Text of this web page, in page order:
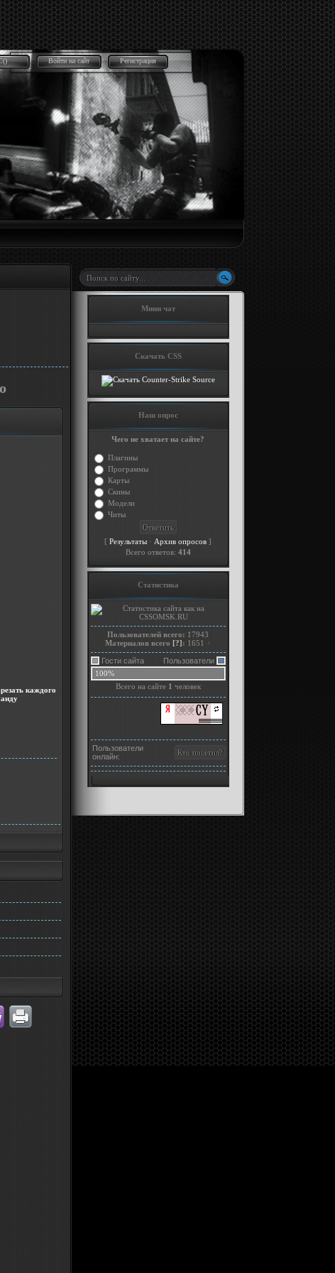
Войти на сайт Регистрация
каждого
Мини чат
Скачать CSS
Наш опрос
Чего не хватает на сайте?
Плагины
Программы
Карты
Скины
Модели
Читы
[ Результаты · Архив опросов ]
Всего ответов: 414
Статистика
Пользователей всего: 17943
Материалов всего [?]: 1651 +
Гости сайта
Пользователи
100%
Всего на сайте 1 человек
Пользователи
онлайн: